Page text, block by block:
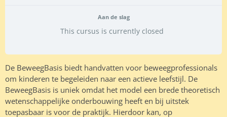
Aan de slag
This cursus is currently closed
De BeweegBasis biedt handvatten voor beweegprofessionals
om kinderen te begeleiden naar een actieve leefstijl. De
BeweegBasis is uniek omdat het model een brede theoretisch
wetenschappelijke onderbouwing heeft en bij uitstek
toepasbaar is voor de praktijk. Hierdoor kan, op